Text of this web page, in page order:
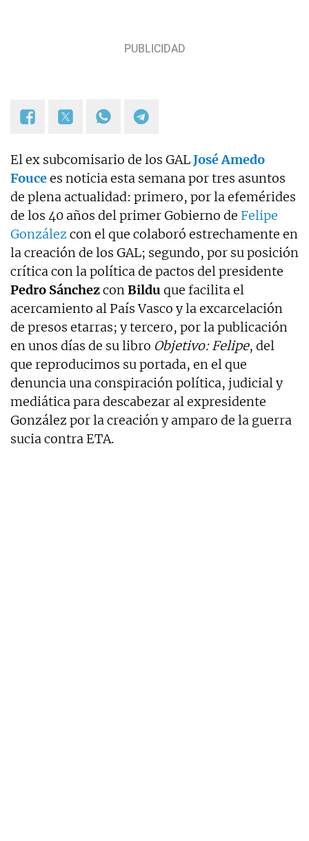
El ex subcomisario de los GALJosé Amedo
Foucees noticia esta semana por tres asuntos
de plena actualidad: primero, por la efemérides
de los 40 años del primer Gobierno de Felipe
Gonzálezcon el que colaboró estrechamente en
la creación de los GAL; segundo, por su posición
crítica con la política de pactos del presidente
Pedro SánchezconBildu que facilita el
acercamiento al País Vasco y la excarcelación
de presos etarras; y tercero, por la publicación
en unos días de su libro Objetivo: Felipe, del
que reproducimos su portada, en el que
denuncia una conspiración política, judicial y
mediática para descabezar al expresidente
González por la creación y amparo de la guerra
sucia contra ETA.